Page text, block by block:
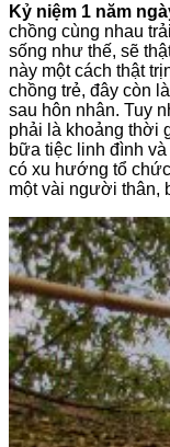
Kỷ niệm 1 năm
chồng cùng nhau
sống như thế, sẽ
này một cách thật
chồng trẻ, đây còn
sau hôn nhân. Tuy
phải là khoảng thời
bữa tiệc linh đình
có xu hướng tổ
một vài người thân,